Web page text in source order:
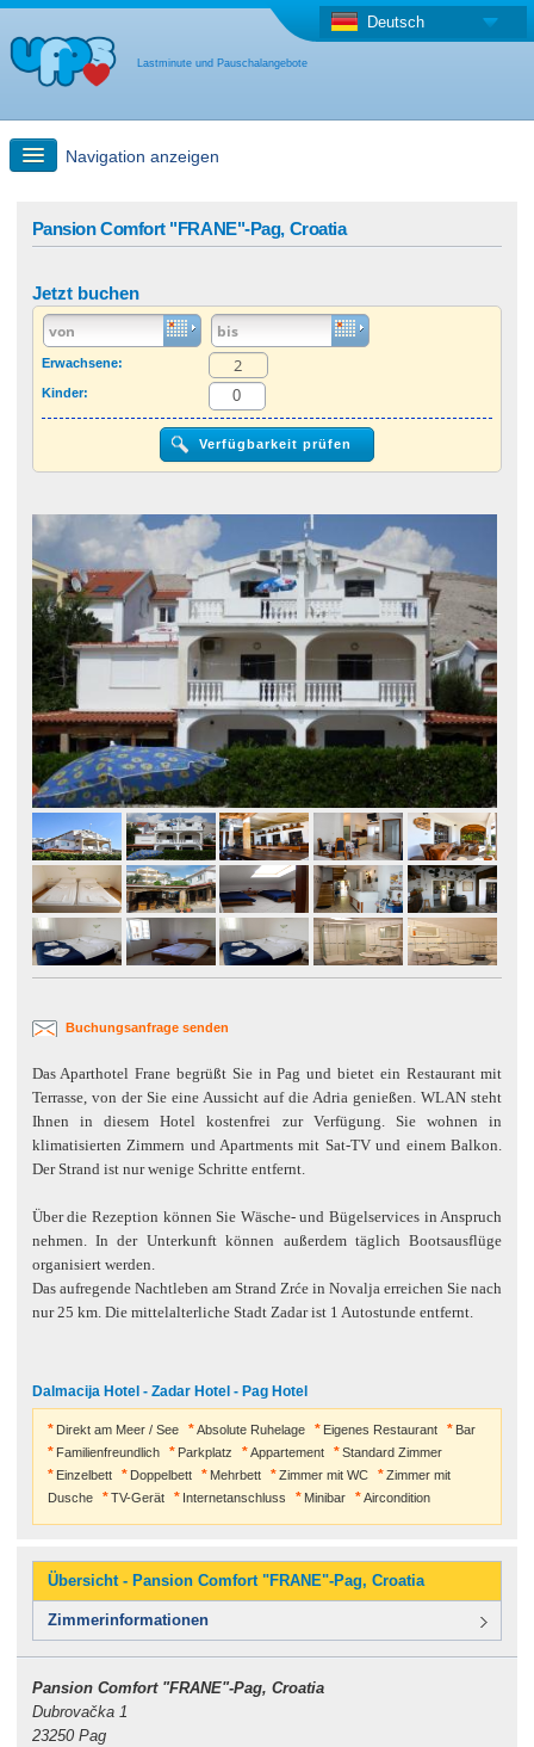
Lastminute und Pauschalangebote
Deutsch
Navigation anzeigen
Last Minute Angebot + Pauschalangebot
Anderes Land
Pansion Comfort "FRANE"-Pag, Croatia
Jetzt buchen
Erwachsene:
Kinder:
Buchungsanfrage senden
Das Aparthotel Frane begrüßt Sie in Pag und bietet ein Restaurant mit
Terrasse, von der Sie eine Aussicht auf die Adria genießen. WLAN steht
Ihnen in diesem Hotel kostenfrei zur Verfügung. Sie wohnen in
klimatisierten Zimmern und Apartments mit Sat-TV und einem Balkon.
Der Strand ist nur wenige Schritte entfernt.
Über die Rezeption können Sie Wäsche- und Bügelservices in Anspruch
nehmen. In der Unterkunft können außerdem täglich Bootsausflüge
organisiert werden.
Das aufregende Nachtleben am Strand Zrće in Novalja erreichen Sie nach
nur 25 km. Die mittelalterliche Stadt Zadar ist 1 Autostunde entfernt.
Dalmacija Hotel - Zadar Hotel - Pag Hotel
Direkt am Meer / See Absolute Ruhelage Eigenes Restaurant
Bar
Familienfreundlich
Parkplatz Appartement
Standard Zimmer
Einzelbett
Doppelbett Mehrbett Zimmer mit WC
Zimmer mit
Dusche
TV-Gerät Internetanschluss Minibar Aircondition
Übersicht - Pansion Comfort "FRANE"-Pag, Croatia
Zimmerinformationen
Pansion Comfort "FRANE"-Pag, Croatia
Dubrovačka 1
23250 Pag